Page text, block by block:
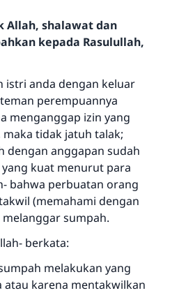
Allah, shalawat dan
kepada Rasulullah,
istri anda dengan keluar
perempuannya
menganggap izin yang
tidak jatuh talak;
dengan anggapan sudah
kuat menurut para
bahwa perbuatan orang
(memahami dengan
sumpah.
berkata:
melakukan yang
karena mentakwilkan